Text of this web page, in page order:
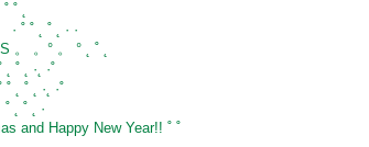
˚ ˛
˚ ˚ ˛ ˚ ˛ · ·
。° 。 ° ˛ ˚ ˛
˚ ˛ ·˛ ·˚
˚ ˛ ·˛ ·˚
˛ ˚ ˛ ·
and Happy New Year!! ˚ ˚